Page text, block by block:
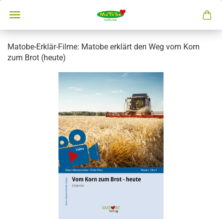
Matobe-Erklär-Filme: Matobe erklärt den Weg vom Korn
zum Brot (heute)